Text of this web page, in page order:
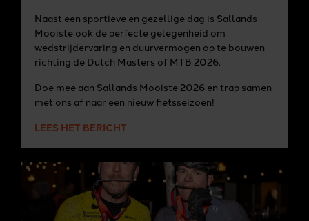
Naast een sportieve en gezellige dag is Sallands
Mooiste ook de perfecte gelegenheid om
wedstrijdervaring en duurvermogen op te bouwen
richting de Dutch Masters of MTB 2026.
Doe mee aan Sallands Mooiste 2026 en trap samen
met ons af naar een nieuw fietsseizoen!
LEES HET BERICHT